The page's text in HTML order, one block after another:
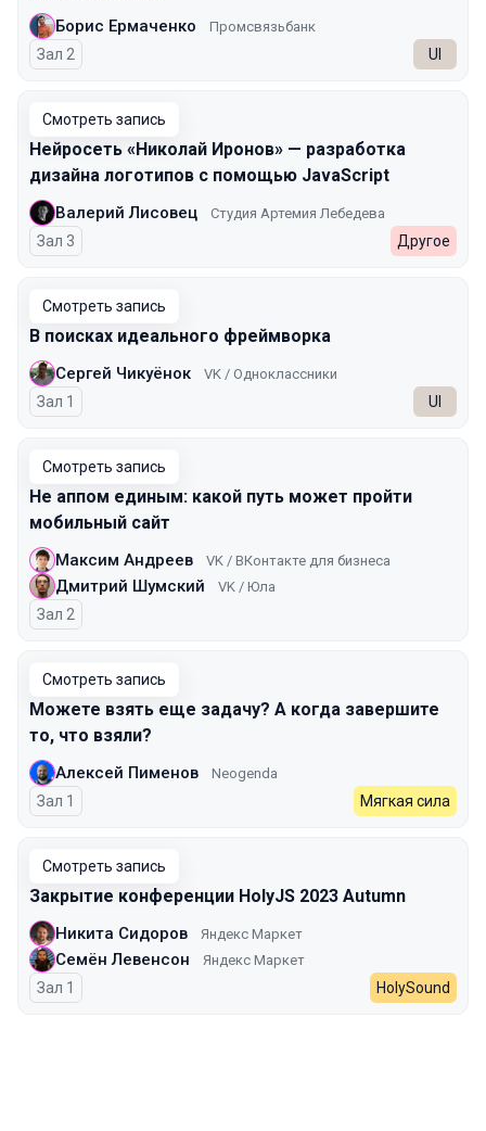
Борис Ермаченко Промсвязьбанк
Зал 2 UI
Смотреть запись
Нейросеть «Николай Иронов» — разработка
дизайна логотипов с помощью JavaScript
Валерий Лисовец Студия Артемия Лебедева
Зал 3 Другое
Смотреть запись
В поисках идеального фреймворка
Сергей Чикуёнок VK / Одноклассники
Зал 1 UI
Смотреть запись
Не аппом единым: какой путь может пройти
мобильный сайт
Максим Андреев VK / ВКонтакте для бизнеса
Дмитрий Шумский VK / Юла
Зал 2
Смотреть запись
Можете взять еще задачу? А когда завершите
то, что взяли?
Алексей Пименов Neogenda
Зал 1 Мягкая сила
Смотреть запись
Закрытие конференции HolyJS 2023 Autumn
Никита Сидоров Яндекс Маркет
Семён Левенсон Яндекс Маркет
Зал 1 HolySound